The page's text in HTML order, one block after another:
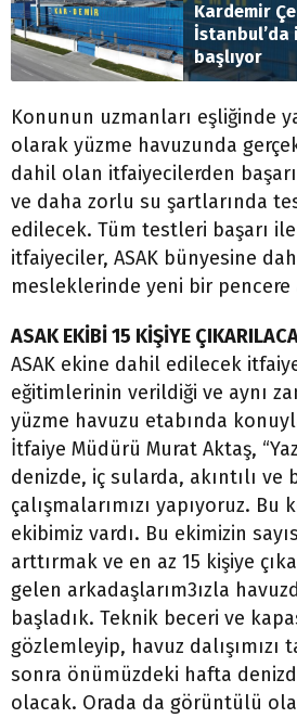
Kardemir
İstanbul’da
başlıyor
Konunun uzmanları eşliğinde
olarak yüzme havuzunda
dahil olan itfaiyecilerden
ve daha zorlu su şartlarında
edilecek. Tüm testleri başarı
itfaiyeciler, ASAK bünyesine
mesleklerinde yeni bir pencere
ASAK EKİBİ 15 KİŞİYE
ASAK ekine dahil edilecek
eğitimlerinin verildiği ve aynı
yüzme havuzu etabında
İtfaiye Müdürü Murat Aktaş,
denizde, iç sularda, akıntılı ve
çalışmalarımızı yapıyoruz.
ekibimiz vardı. Bu ekimizin
arttırmak ve en az 15 kişiye
gelen arkadaşlarım3ızla
başladık. Teknik beceri ve
gözlemleyip, havuz dalışımızı
sonra önümüzdeki hafta
olacak. Orada da görüntülü